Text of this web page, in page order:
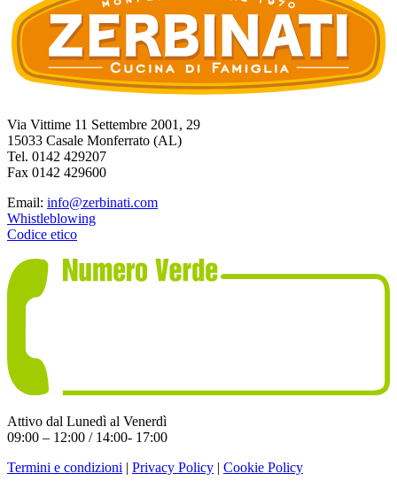
Via Vittime 11 Settembre 2001, 29
15033 Casale Monferrato (AL)
Tel. 0142 429207
Fax 0142 429600
Email: info@zerbinati.com
Whistleblowing
Codice etico
Attivo dal Lunedì al Venerdì
09:00 – 12:00 / 14:00- 17:00
Termini e condizioni | Privacy Policy | Cookie Policy